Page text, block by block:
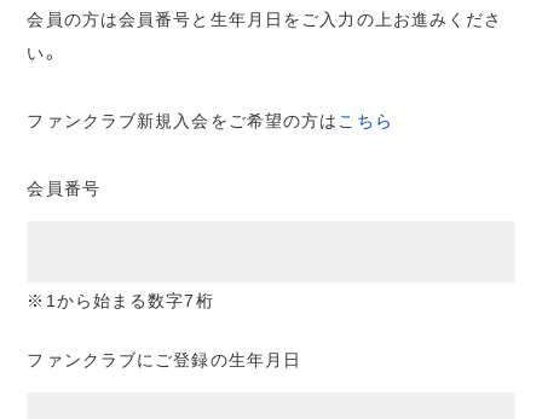
会員の方は会員番号と生年月日をご入力の上お進みくださ
い。
ファンクラブ新規入会をご希望の方は こちら
会員番号
※1から始まる数字7桁
ファンクラブにご登録の生年月日